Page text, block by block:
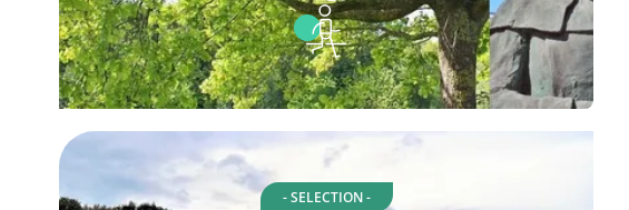
- SELECTION -